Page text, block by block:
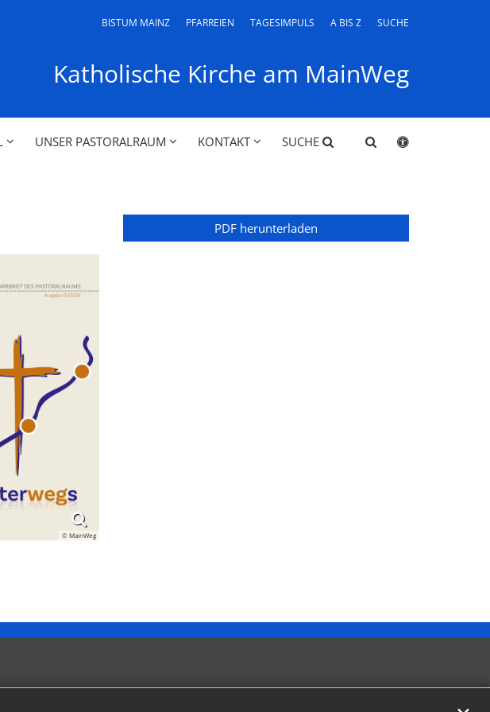
BISTUM MAINZ PFARREIEN TAGESIMPULS A BIS Z SUCHE
Katholische Kirche am MainWeg
UNSER PASTORALRAUM KONTAKT SUCHE
© MainWeg
PDF herunterladen